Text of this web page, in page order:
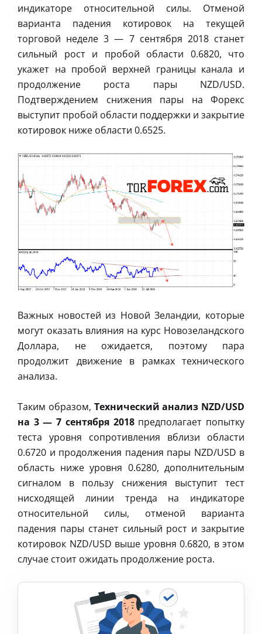
индикаторе относительной силы. Отменой
варианта падения котировок на текущей
торговой неделе 3 — 7 сентября 2018 станет
сильный рост и пробой области 0.6820, что
укажет на пробой верхней границы канала и
продолжение роста пары NZD/USD.
Подтверждением снижения пары на Форекс
выступит пробой области поддержки и закрытие
котировок ниже области 0.6525.
Важных новостей из Новой Зеландии, которые
могут оказать влияния на курс Новозеландского
Доллара, не ожидается, поэтому пара
продолжит движение в рамках технического
анализа.
Таким образом, Технический анализ NZD/USD
на 3 — 7 сентября 2018предполагает попытку
теста уровня сопротивления вблизи области
0.6720 и продолжения падения пары NZD/USD в
область ниже уровня 0.6280, дополнительным
сигналом в пользу снижения выступит тест
нисходящей линии тренда на индикаторе
относительной силы, отменой варианта
падения пары станет сильный рост и закрытие
котировок NZD/USD выше уровня 0.6820, в этом
случае стоит ожидать продолжение роста.